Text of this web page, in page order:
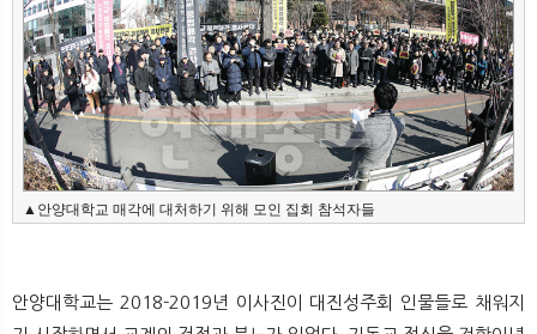
▲안양대학교 매각에 대처하기 위해 모인 집회 참석자들
안양대학교는 2018-2019년 이사진이 대진성주회 인물들로 채워지